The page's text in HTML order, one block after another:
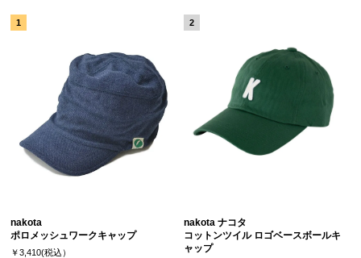
nakota
ポロメッシュワークキャップ
￥3,410(税込）
nakota ナコタ
コットンツイル ロゴベースボールキ
ャップ